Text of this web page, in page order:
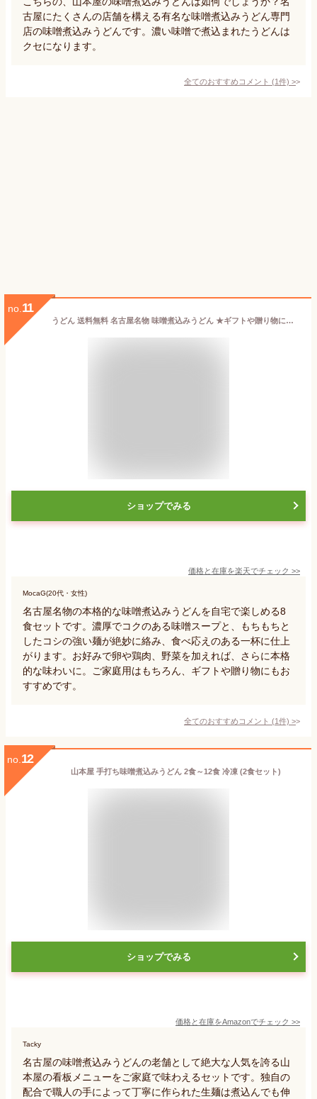
古屋にたくさんの店舗を構える有名な味噌煮込みうどん専門
店の味噌煮込みうどんです。濃い味噌で煮込まれたうどんは
クセになります。
全てのおすすめコメント (1件) >
no. 11
うどん 送料無料 名古屋名物 味噌煮込みうどん ★ギフトや贈り物にも喜ばれています★＼濃厚味噌ともちもち極上食感が人気／≪元祖・味噌煮込みうどん8食セット≫
ショップでみる
価格と在庫を楽天でチェック >>
MocaG(20代・女性)
名古屋名物の本格的な味噌煮込みうどんを自宅で楽しめる8
食セットです。濃厚でコクのある味噌スープと、もちもちと
したコシの強い麺が絶妙に絡み、食べ応えのある一杯に仕上
がります。お好みで卵や鶏肉、野菜を加えれば、さらに本格
的な味わいに。ご家庭用はもちろん、ギフトや贈り物にもお
すすめです。
全てのおすすめコメント (1件) >
no. 12
山本屋 手打ち味噌煮込みうどん 2食～12食 冷凍 (2食セット)
ショップでみる
価格と在庫をAmazonでチェック >>
Tacky
名古屋の味噌煮込みうどんの老舗として絶大な人気を誇る山
本屋の看板メニューをご家庭で味わえるセットです。独自の
配合で職人の手によって丁寧に作られた生麺は煮込んでも伸